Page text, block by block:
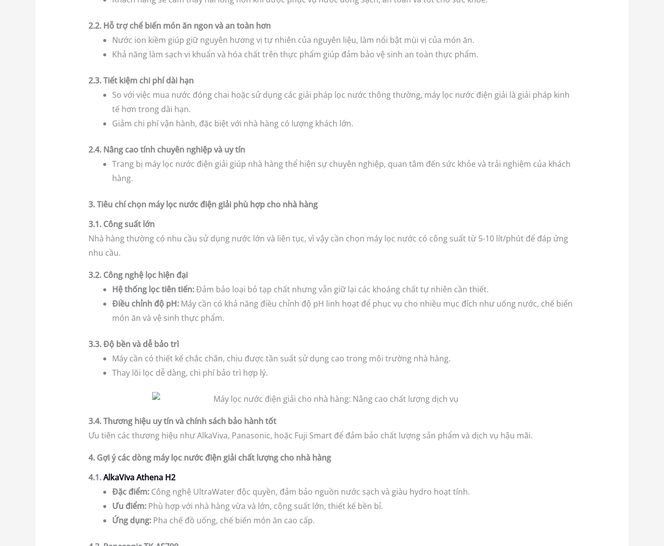
2.2. Hỗ trợ chế biến món ăn ngon và an toàn hơn
Nước ion kiềm giúp giữ nguyên hương vị tự nhiên của nguyên liệu, làm nổi bật mùi vị của món ăn.
Khả năng làm sạch vi khuẩn và hóa chất trên thực phẩm giúp đảm bảo vệ sinh an toàn thực phẩm.
2.3. Tiết kiệm chi phí dài hạn
So với việc mua nước đóng chai hoặc sử dụng các giải pháp lọc nước thông thường, máy lọc nước điện giải là giải pháp kinh
tế hơn trong dài hạn.
Giảm chi phí vận hành, đặc biệt với nhà hàng có lượng khách lớn.
2.4. Nâng cao tính chuyên nghiệp và uy tín
Trang bị máy lọc nước điện giải giúp nhà hàng thể hiện sự chuyên nghiệp, quan tâm đến sức khỏe và trải nghiệm của khách
hàng.
3. Tiêu chí chọn máy lọc nước điện giải phù hợp cho nhà hàng
3.1. Công suất lớn
Nhà hàng thường có nhu cầu sử dụng nước lớn và liên tục, vì vậy cần chọn máy lọc nước có công suất từ 5-10 lít/phút để đáp ứng
nhu cầu.
3.2. Công nghệ lọc hiện đại
Hệ thống lọc tiên tiến:Đảm bảo loại bỏ tạp chất nhưng vẫn giữ lại các khoáng chất tự nhiên cần thiết.
Điều chỉnh độ pH:Máy cần có khả năng điều chỉnh độ pH linh hoạt để phục vụ cho nhiều mục đích như uống nước, chế biến
món ăn và vệ sinh thực phẩm.
3.3. Độ bền và dễ bảo trì
Máy cần có thiết kế chắc chắn, chịu được tần suất sử dụng cao trong môi trường nhà hàng.
Thay lõi lọc dễ dàng, chi phí bảo trì hợp lý.
3.4. Thương hiệu uy tín và chính sách bảo hành tốt
Ưu tiên các thương hiệu như AlkaViva, Panasonic, hoặc Fuji Smart để đảm bảo chất lượng sản phẩm và dịch vụ hậu mãi.
4. Gợi ý các dòng máy lọc nước điện giải chất lượng cho nhà hàng
4.1.AlkaViva Athena H2
Đặc điểm:Công nghệ UltraWater độc quyền, đảm bảo nguồn nước sạch và giàu hydro hoạt tính.
Ưu điểm:Phù hợp với nhà hàng vừa và lớn, công suất lớn, thiết kế bền bỉ.
Ứng dụng:Pha chế đồ uống, chế biến món ăn cao cấp.